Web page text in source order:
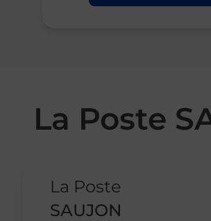
La Poste
La Poste
SAUJON